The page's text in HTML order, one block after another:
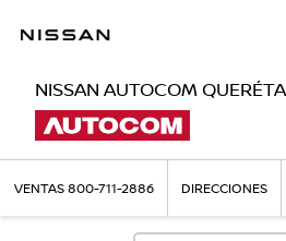
NISSAN AUTOCOM
VENTAS800-711-2886 DIRECCIONES